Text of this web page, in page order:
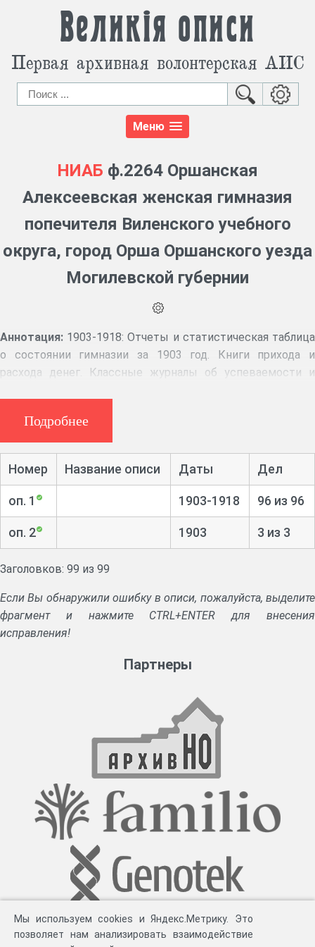
Великія описи
Первая архивная волонтерская АИС
Меню
НИАБ ф.2264 Оршанская
Алексеевская женская гимназия
попечителя Виленского учебного
округа, город Орша Оршанского уезда
Могилевской губернии
Аннотация: 1903-1918: Отчеты и статистическая таблица
о состоянии гимназии за 1903 год. Книги прихода и
расхода денег. Классные журналы об успеваемости и
службе преподавателей гимназии, ведомости на выдачу
жалования учителям.
Подробнее
Номер Название описи Даты Дел
оп. 1 1903-1918 96 из 96
оп. 2 1903 3 из 3
Заголовков: 99 из 99
Если Вы обнаружили ошибку в описи, пожалуйста, выделите
фрагмент и нажмите CTRL+ENTER для внесения
исправления!
Партнеры
Мы используем cookies и Яндекс.Метрику. Это
позволяет нам анализировать взаимодействие